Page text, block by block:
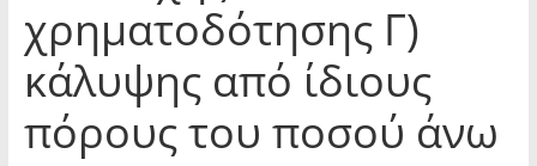
χρηματοδότησης Γ)
κάλυψης από ίδιους
πόρους του ποσού άνω